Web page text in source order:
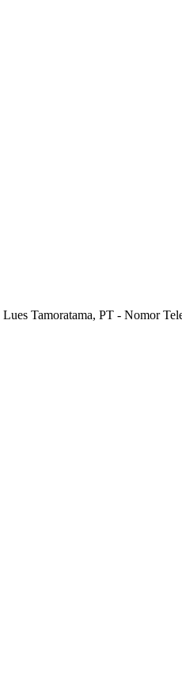
Tamoratama, PT - Nomor